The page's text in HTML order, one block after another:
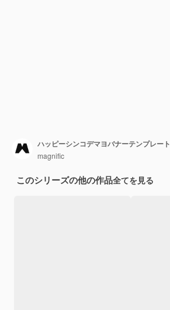
ハッピーシンコデマヨバナーテンプレート
magnific
このシリーズの他の作品全てを見る